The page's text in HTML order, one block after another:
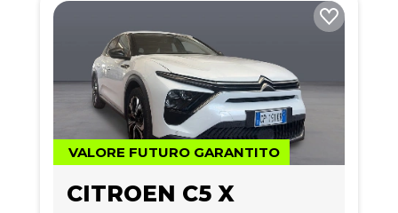
VALORE FUTURO GARANTITO
CITROEN C5 X